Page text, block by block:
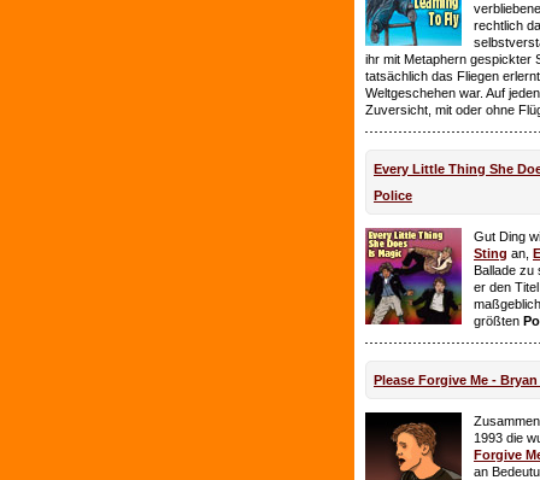
rechtlich
ihr mit Metaphern gespickter
tatsächlich das Fliegen
Weltgeschehen war. Auf
Zuversicht, mit oder ohne
Every Little Thing She
Police
Gut Ding
Sting an,
Ballade zu
er den
größten
Please Forgive Me -
1993 die
Forgive
an